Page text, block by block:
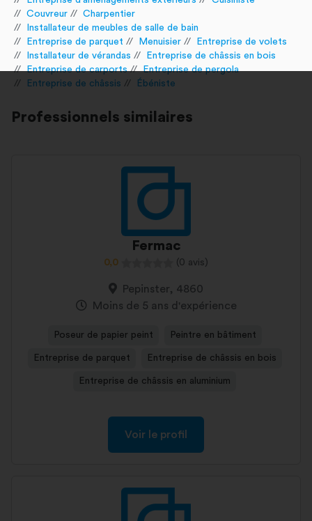
Couvreur
Charpentier
Installateur de meubles de salle de bain
Entreprise de parquet
Menuisier
Entreprise de volets
Installateur de vérandas
Entreprise de châssis en bois
Entreprise de carports
Entreprise de pergola
Entreprise de châssis
Ébéniste
Professionnels similaires
Fermac
0,0 (0 avis)
Pepinster, 4860
Moins de 5 ans d'expérience
Poseur de papier peint Peintre en bâtiment
Entreprise de parquet Entreprise de châssis en bois
Entreprise de châssis en aluminium
Voir le profil